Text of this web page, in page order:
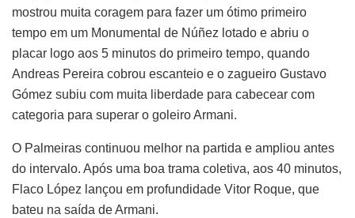
mostrou muita coragem para fazer um ótimo primeiro
tempo em um Monumental de Núñez lotado e abriu o
placar logo aos 5 minutos do primeiro tempo, quando
Andreas Pereira cobrou escanteio e o zagueiro Gustavo
Gómez subiu com muita liberdade para cabecear com
categoria para superar o goleiro Armani.
O Palmeiras continuou melhor na partida e ampliou antes
do intervalo. Após uma boa trama coletiva, aos 40 minutos,
Flaco López lançou em profundidade Vitor Roque, que
bateu na saída de Armani.